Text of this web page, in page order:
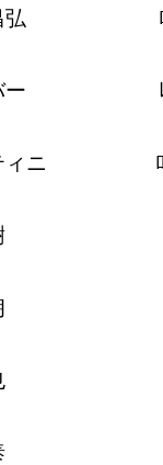
弘           ﾛ
ー           ﾚｲ
ィニ         ﾛ
ﾛ
ﾛ
ﾛ
ﾛ